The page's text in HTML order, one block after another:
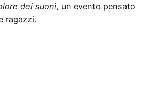
dei suoni, un evento pensato
ragazzi.